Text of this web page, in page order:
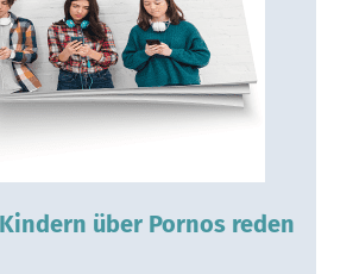
über Pornos reden